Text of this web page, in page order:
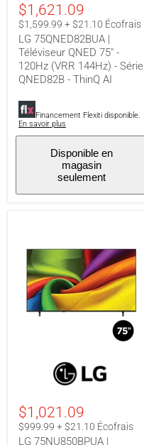
75"
120Hz
(VRR
144Hz)
Série
QNED82B
ThinQ
AI
$1,621.09
$1,599.99 + $21.10 Écofrais
LG 75QNED82BUA |
Téléviseur QNED 75" -
120Hz (VRR 144Hz) - Série
QNED82B - ThinQ AI
Financement Flexiti disponible.
En savoir plus
Disponible en
magasin
seulement
75NU850BPUA
75"
60Hz
$1,021.09
$999.99 + $21.10 Écofrais
LG 75NU850BPUA |